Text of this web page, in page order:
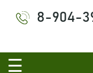
8-904-